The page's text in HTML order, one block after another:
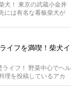
犬！ 東京の武蔵小金井
には有名な看板柴犬が
イフを満喫！柴犬イ
イフ！ 野菜中心でヘル
理を投稿しているアカ